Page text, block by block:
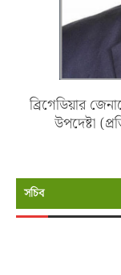
ব্রিগেডিয়ার
উপদেষ্টা
সচিব